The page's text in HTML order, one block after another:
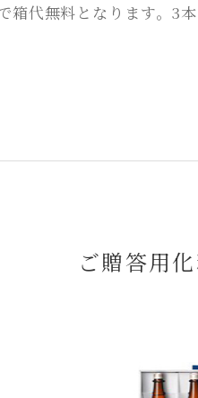
代無料となります。3
ご贈答用